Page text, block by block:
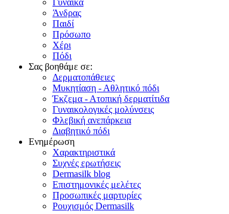
Γυναίκα
Άνδρας
Παιδί
Πρόσωπο
Χέρι
Πόδι
Σας βοηθάμε σε:
Δερματοπάθειες
Μυκητίαση - Αθλητικό πόδι
Έκζεμα - Ατοπική δερματίτιδα
Γυναικολογικές μολύνσεις
Φλεβική ανεπάρκεια
Διαβητικό πόδι
Ενημέρωση
Χαρακτηριστικά
Συχνές ερωτήσεις
Dermasilk blog
Επιστημονικές μελέτες
Προσωπικές μαρτυρίες
Ρουχισμός Dermasilk